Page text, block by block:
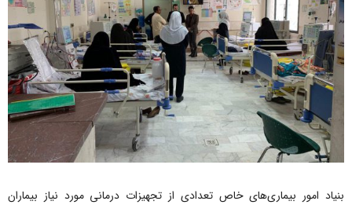
بنیاد امور بیماری‌های خاص تعدادی از تجهیزات درمانی مورد نیاز بیماران